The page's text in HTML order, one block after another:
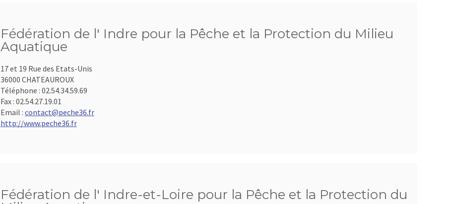
Fédération de l' Indre pour la Pêche et la Protection du Milieu
Aquatique
17 et 19 Rue des Etats-Unis
36000 CHATEAUROUX
Téléphone : 02.54.34.59.69
Fax : 02.54.27.19.01
Email : contact@peche36.fr
http://www.peche36.fr
Fédération de l' Indre-et-Loire pour la Pêche et la Protection du